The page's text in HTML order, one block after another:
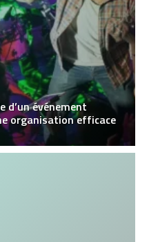
d’un événement
organisation efficace